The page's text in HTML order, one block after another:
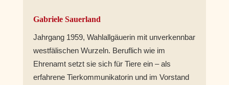
Gabriele Sauerland
Jahrgang 1959, Wahlallgäuerin mit unverkennbar
westfälischen Wurzeln. Beruflich wie im
Ehrenamt setzt sie sich für Tiere ein – als
erfahrene Tierkommunikatorin und im Vorstand